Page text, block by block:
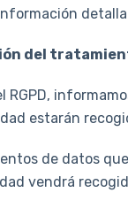
del
RGPD,
estarán
de datos
vendrá